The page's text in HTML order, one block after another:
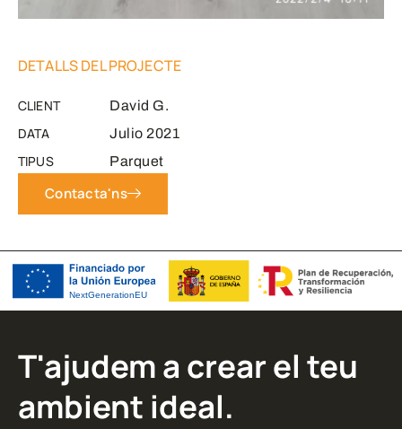
DETALLS DEL PROJECTE
CLIENT David G.
DATA Julio 2021
TIPUS Parquet
Contacta'ns
T'ajudem a crear el teu
ambient ideal.